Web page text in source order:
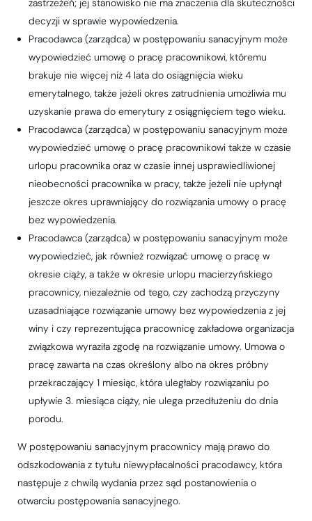
zastrzeżeń; jej stanowisko nie ma znaczenia dla skuteczności
decyzji w sprawie wypowiedzenia.
Pracodawca (zarządca) w postępowaniu sanacyjnym może
wypowiedzieć umowę o pracę pracownikowi, któremu
brakuje nie więcej niż 4 lata do osiągnięcia wieku
emerytalnego, także jeżeli okres zatrudnienia umożliwia mu
uzyskanie prawa do emerytury z osiągnięciem tego wieku.
Pracodawca (zarządca) w postępowaniu sanacyjnym może
wypowiedzieć umowę o pracę pracownikowi także w czasie
urlopu pracownika oraz w czasie innej usprawiedliwionej
nieobecności pracownika w pracy, także jeżeli nie upłynął
jeszcze okres uprawniający do rozwiązania umowy o pracę
bez wypowiedzenia.
Pracodawca (zarządca) w postępowaniu sanacyjnym może
wypowiedzieć, jak również rozwiązać umowę o pracę w
okresie ciąży, a także w okresie urlopu macierzyńskiego
pracownicy, niezależnie od tego, czy zachodzą przyczyny
uzasadniające rozwiązanie umowy bez wypowiedzenia z jej
winy i czy reprezentująca pracownicę zakładowa organizacja
związkowa wyraziła zgodę na rozwiązanie umowy. Umowa o
pracę zawarta na czas określony albo na okres próbny
przekraczający 1 miesiąc, która uległaby rozwiązaniu po
upływie 3. miesiąca ciąży, nie ulega przedłużeniu do dnia
porodu.
W postępowaniu sanacyjnym pracownicy mają prawo do
odszkodowania z tytułu niewypłacalności pracodawcy, która
następuje z chwilą wydania przez sąd postanowienia o
otwarciu postępowania sanacyjnego.